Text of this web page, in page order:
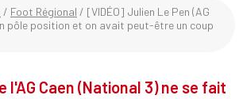
/ Foot Régional / [VIDÉO] Julien Le Pen (AG
pôle position et on avait peut-être un coup
l'AG Caen (National 3) ne se fait